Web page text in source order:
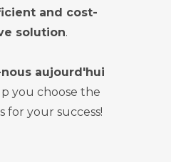
and cost-
solution.
aujourd'hui
you choose the
for your success!